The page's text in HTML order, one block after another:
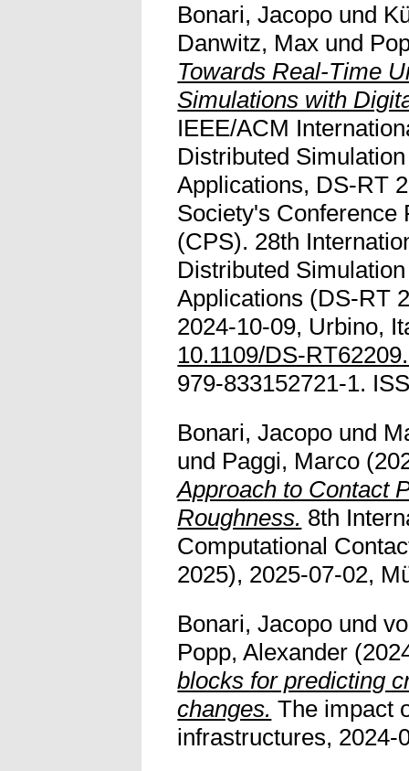
Bonari, Jacopo und
Danwitz, Max und
Towards Real-Time
Simulations with
IEEE/ACM
Distributed
Applications, DS-RT
Society's Conference
(CPS). 28th
Distributed
Applications (DS-RT
2024-10-09, Urbino,
10.1109/DS-
979-833152721-1.
Bonari, Jacopo und
und Paggi, Marco
Approach to Contact
Roughness. 8th
Computational
2025), 2025-07-02,
Bonari, Jacopo und
Popp, Alexander
blocks for predicting
changes. The impact
infrastructures, 2024-